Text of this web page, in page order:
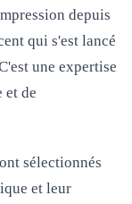
depuis
qui s'est lancé
une expertise
et de
sélectionnés
et leur